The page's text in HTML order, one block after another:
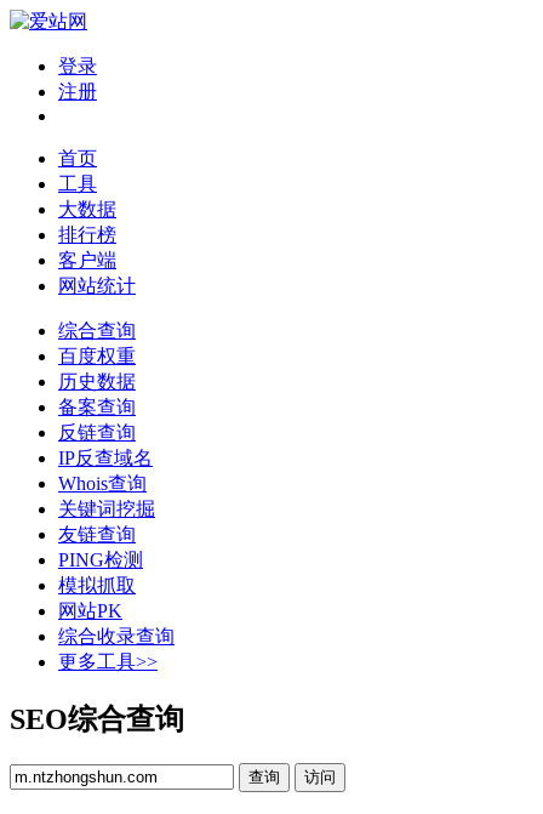
登录
注册
首页
工具
大数据
排行榜
客户端
网站统计
综合查询
百度权重
历史数据
备案查询
反链查询
IP反查域名
Whois查询
关键词挖掘
友链查询
PING检测
模拟抓取
网站PK
综合收录查询
更多工具>>
SEO综合查询